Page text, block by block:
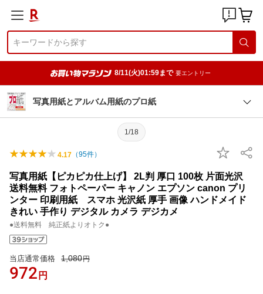
8/11(火)01:59まで 要エントリー
写真用紙とアルバム用紙のプロ紙
1/18
4.17 （95件）
写真用紙【ピカピカ仕上げ】 2L判 厚口 100枚 片面光沢
送料無料 フォトペーパー キャノン エプソン canon プリ
ンター 印刷用紙 スマホ 光沢紙 厚手 画像 ハンドメイド
きれい 手作り デジタル カメラ デジカメ
●送料無料 純正紙よりオトク●
当店通常価格 1,080円
972 円